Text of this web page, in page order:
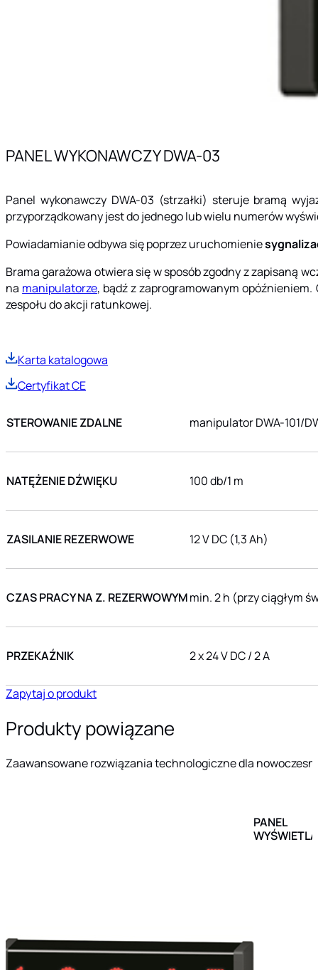
PANEL WYKONAWCZY DWA-03
Panel wykonawczy DWA-03 (strzałki) steruje bramą
przyporządkowany jest do jednego lub wielu numerów
Powiadamianie odbywa się poprzez uruchomienie
Brama garażowa otwiera się w sposób zgodny z zapisaną
na manipulatorze, bądź z zaprogramowanym
zespołu do akcji ratunkowej.
Karta katalogowa
Certyfikat CE
STEROWANIE ZDALNE manipulator DWA-101/
NATĘŻENIE DŹWIĘKU 100 db/1 m
ZASILANIE REZERWOWE 12 V DC (1,3 Ah)
CZAS PRACY NA Z. REZERWOWYMmin. 2 h (przy ciągłym
PRZEKAŹNIK 2 x 24 V DC / 2 A
Zapytaj o produkt
Produkty powiązane
Zaawansowane rozwiązania technologiczne dla
PANEL